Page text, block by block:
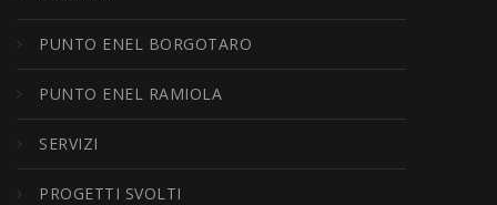
PUNTO ENEL BORGOTARO
PUNTO ENEL RAMIOLA
SERVIZI
PROGETTI SVOLTI